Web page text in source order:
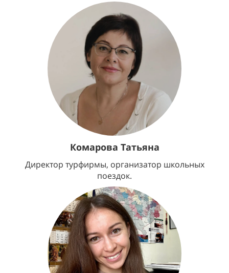
Комарова Татьяна
Директор турфирмы, организатор школьных
поездок.